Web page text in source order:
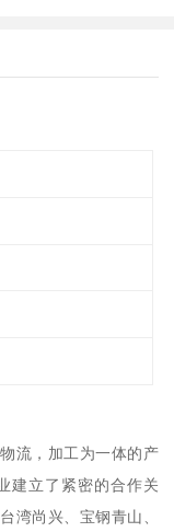
流，加工为一体的产
建立了紧密的合作关
湾尚兴、宝钢青山、